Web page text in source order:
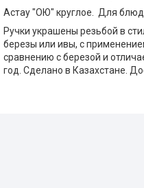
Астау "ОЮ" круглое. Для блюд
Ручки украшены резьбой в
березы или ивы, с
сравнению с березой и
год. Сделано в Казахстане.